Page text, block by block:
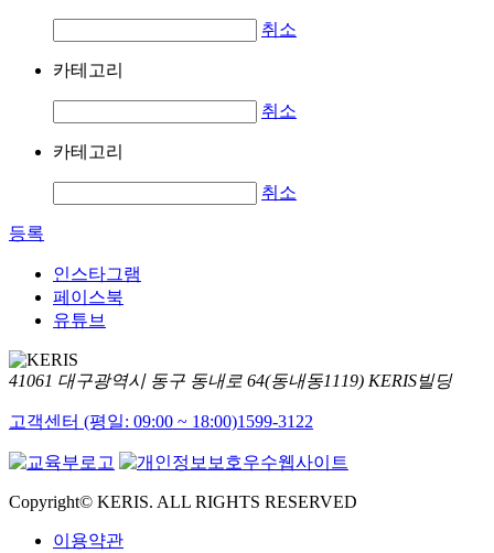
취소
카테고리
취소
카테고리
취소
등록
인스타그램
페이스북
유튜브
41061 대구광역시 동구 동내로 64(동내동1119) KERIS빌딩
고객센터 (평일: 09:00 ~ 18:00)1599-3122
Copyright© KERIS. ALL RIGHTS RESERVED
이용약관